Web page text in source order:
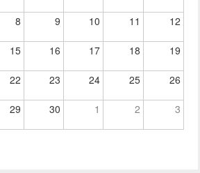
8 9 10 11 12
15 16 17 18 19
22 23 24 25 26
29 30 1 2 3